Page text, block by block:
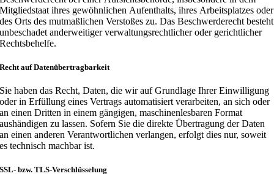
Mitgliedstaat ihres gewöhnlichen Aufenthalts, ihres Arbeitsplatzes oder
des Orts des mutmaßlichen Verstoßes zu. Das Beschwerderecht besteht
unbeschadet anderweitiger verwaltungsrechtlicher oder gerichtlicher
Rechtsbehelfe.
Recht auf Datenübertragbarkeit
Sie haben das Recht, Daten, die wir auf Grundlage Ihrer Einwilligung
oder in Erfüllung eines Vertrags automatisiert verarbeiten, an sich oder
an einen Dritten in einem gängigen, maschinenlesbaren Format
aushändigen zu lassen. Sofern Sie die direkte Übertragung der Daten
an einen anderen Verantwortlichen verlangen, erfolgt dies nur, soweit
es technisch machbar ist.
SSL- bzw. TLS-Verschlüsselung